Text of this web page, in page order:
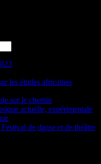
les études africaines
sur le chemin
actuelle, expérimentale
de danse et de théâtre